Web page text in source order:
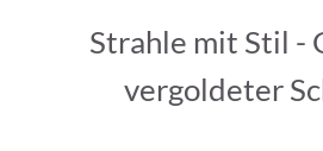
Strahle mit Stil -
vergoldeter